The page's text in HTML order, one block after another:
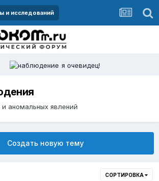
и исследований
я очевидец!
аномальных явлений
Создать новую тему
СОРТИРОВКА